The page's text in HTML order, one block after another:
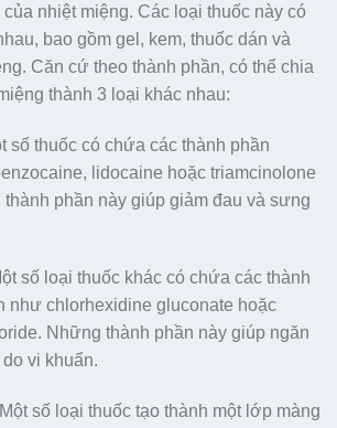
nhiệt miệng. Các loại thuốc này có
bao gồm gel, kem, thuốc dán và
Căn cứ theo thành phần, có thể chia
thành 3 loại khác nhau:
số thuốc có chứa các thành phần
lidocaine hoặc triamcinolone
phần này giúp giảm đau và sưng
số loại thuốc khác có chứa các thành
như chlorhexidine gluconate hoặc
Những thành phần này giúp ngăn
vi khuẩn.
số loại thuốc tạo thành một lớp màng